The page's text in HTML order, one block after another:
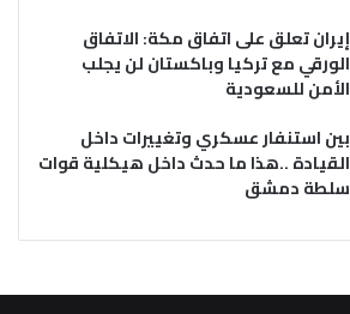
إيران تعلق على اتفاق مكة: الاتفاق
الورقي مع تركيا وباكستان لن يجلب
الأمن للسعودية
بين استنفار عسكري وتغييرات داخل
القيادة ..هذا ما حدث داخل هيكلية قوات
سلطة دمشق